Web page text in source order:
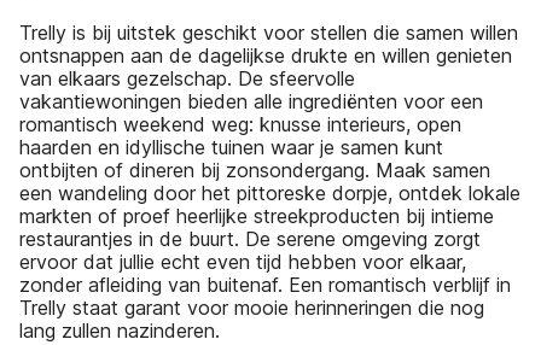
Trelly is bij uitstek geschikt voor stellen die samen willen
ontsnappen aan de dagelijkse drukte en willen genieten
van elkaars gezelschap. De sfeervolle
vakantiewoningen bieden alle ingrediënten voor een
romantisch weekend weg: knusse interieurs, open
haarden en idyllische tuinen waar je samen kunt
ontbijten of dineren bij zonsondergang. Maak samen
een wandeling door het pittoreske dorpje, ontdek lokale
markten of proef heerlijke streekproducten bij intieme
restaurantjes in de buurt. De serene omgeving zorgt
ervoor dat jullie echt even tijd hebben voor elkaar,
zonder afleiding van buitenaf. Een romantisch verblijf in
Trelly staat garant voor mooie herinneringen die nog
lang zullen nazinderen.